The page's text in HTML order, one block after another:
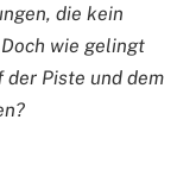
die kein
wie gelingt
der Piste und dem